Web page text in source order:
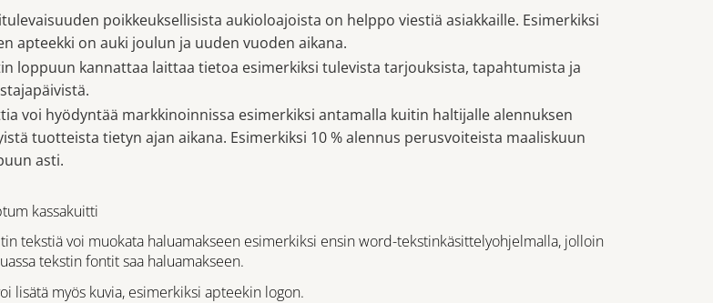
poikkeuksellisista aukioloajoista on helppo viestiä asiakkaille. Esimerkiksi
apteekki on auki joulun ja uuden vuoden aikana.
loppuun kannattaa laittaa tietoa esimerkiksi tulevista tarjouksista, tapahtumista ja
voi hyödyntää markkinoinnissa esimerkiksi antamalla kuitin haltijalle alennuksen
tuotteista tietyn ajan aikana. Esimerkiksi 10 % alennus perusvoiteista maaliskuun
asti.
tekstiä voi muokata haluamakseen esimerkiksi ensin word-tekstinkäsittelyohjelmalla, jolloin
tekstin fontit saa haluamakseen.
lisätä myös kuvia, esimerkiksi apteekin logon.